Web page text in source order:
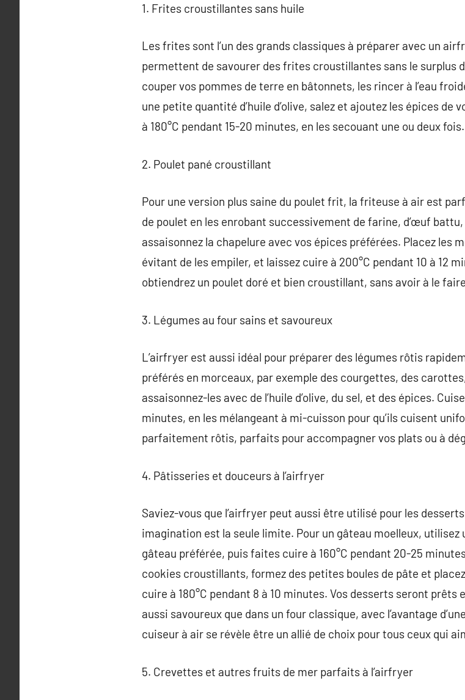
1. Frites croustillantes sans huile
Les frites sont l’un des grands classiques à préparer avec un
permettent de savourer des frites croustillantes sans le surplus
couper vos pommes de terre en bâtonnets, les rincer à l’eau
une petite quantité d’huile d’olive, salez et ajoutez les épices
à 180°C pendant 15-20 minutes, en les secouant une ou deux fois.
2. Poulet pané croustillant
Pour une version plus saine du poulet frit, la friteuse à air est
de poulet en les enrobant successivement de farine, d’œuf
assaisonnez la chapelure avec vos épices préférées. Placez les
évitant de les empiler, et laissez cuire à 200°C pendant 10 à 12
obtiendrez un poulet doré et bien croustillant, sans avoir à le
3. Légumes au four sains et savoureux
L’airfryer est aussi idéal pour préparer des légumes rôtis
préférés en morceaux, par exemple des courgettes, des
assaisonnez-les avec de l’huile d’olive, du sel, et des épices.
minutes, en les mélangeant à mi-cuisson pour qu’ils cuisent
parfaitement rôtis, parfaits pour accompagner vos plats ou à
4. Pâtisseries et douceurs à l’airfryer
Saviez-vous que l’airfryer peut aussi être utilisé pour les
imagination est la seule limite. Pour un gâteau moelleux,
gâteau préférée, puis faites cuire à 160°C pendant 20-25
cookies croustillants, formez des petites boules de pâte et
cuire à 180°C pendant 8 à 10 minutes. Vos desserts seront
aussi savoureux que dans un four classique, avec l’avantage
cuiseur à air se révèle être un allié de choix pour tous ceux qui
5. Crevettes et autres fruits de mer parfaits à l’airfryer